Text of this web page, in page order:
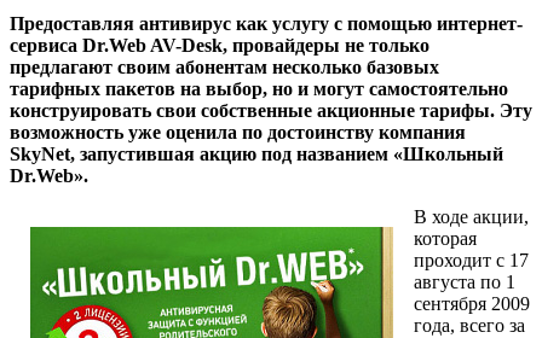
Предоставляя антивирус как услугу с помощью интернет-
сервиса Dr.Web AV-Desk, провайдеры не только
предлагают своим абонентам несколько базовых
тарифных пакетов на выбор, но и могут самостоятельно
конструировать свои собственные акционные тарифы. Эту
возможность уже оценила по достоинству компания
SkyNet, запустившая акцию под названием «Школьный
Dr.Web».
В ходе акции,
которая
проходит с 17
августа по 1
сентября 2009
года, всего за